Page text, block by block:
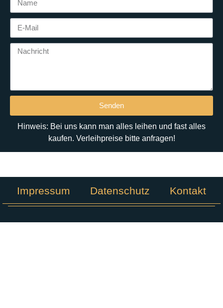
Senden
Hinweis: Bei uns kann man alles leihen und fast alles
kaufen. Verleihpreise bitte anfragen!
Impressum Datenschutz Kontakt